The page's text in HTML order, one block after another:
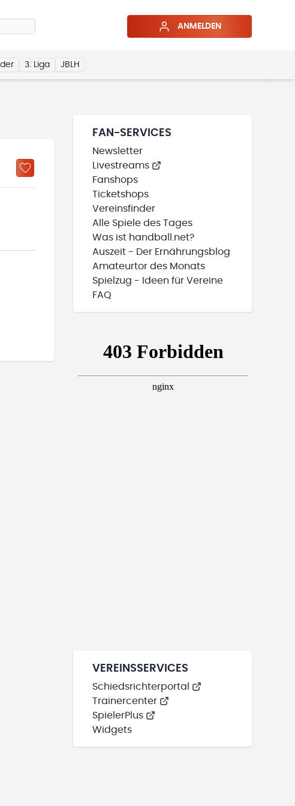
ANMELDEN
3. Liga JBLH
FAN-SERVICES
Newsletter
Livestreams
Fanshops
Ticketshops
Vereinsfinder
Alle Spiele des Tages
Was ist handball.net?
Auszeit - Der Ernährungsblog
Amateurtor des Monats
Spielzug - Ideen für Vereine
FAQ
VEREINSSERVICES
Schiedsrichterportal
Trainercenter
SpielerPlus
Widgets